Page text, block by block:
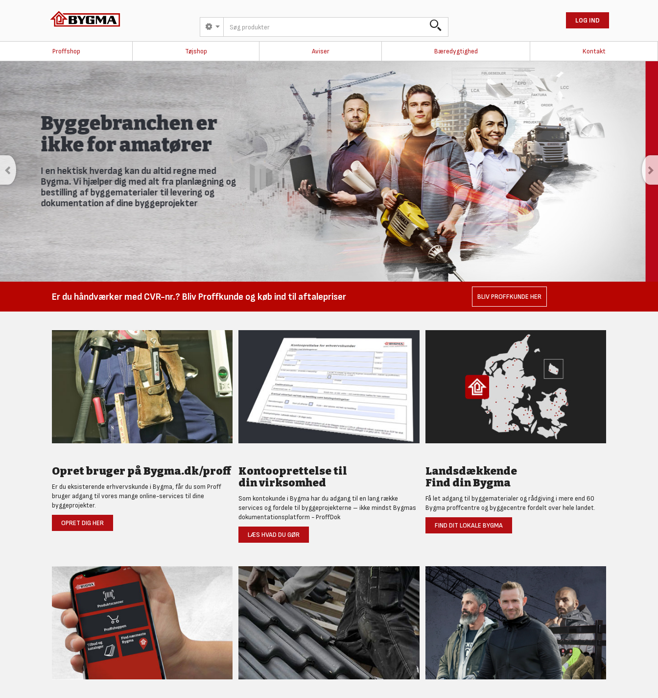
LOG IND
Proffshop Tøjshop Aviser Bæredygtighed Kontakt
Savner du avisen i
skurvognen?
Fremover udkommer avisen kun online. Tilmeld dig Bygmas nyhedsbrev,
så går du ikke glip af noget.
TILMELD DIG HER
Er du håndværker med CVR-nr.? Bliv Proffkunde og køb ind til aftalepriser BLIV PROFFKUNDE HER
Opret bruger på Bygma.dk/proff
Er du eksisterende erhvervskunde i Bygma, får du som Proff
bruger adgang til vores mange online-services til dine
byggeprojekter.
OPRET DIG HER
Kontooprettelse til
din virksomhed
Som kontokunde i Bygma har du adgang til en lang række
services og fordele til byggeprojekterne – ikke mindst Bygmas
dokumentationsplatform - ProffDok
LÆS HVAD DU GØR
Landsdækkende
Find din Bygma
Få let adgang til byggematerialer og rådgiving i mere end 60
Bygma proffcentre og byggecentre fordelt over hele landet.
FIND DIT LOKALE BYGMA